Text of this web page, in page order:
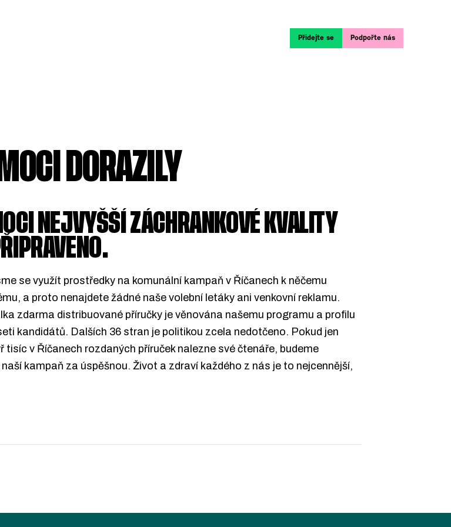
Přidejte se Podpořte nás
DORAZILY
NEJVYŠŠÍ ZÁCHRANKOVÉ KVALITY
se využít prostředky na komunální kampaň v Říčanech k něčemu
a proto nenajdete žádné naše volební letáky ani venkovní reklamu.
zdarma distribuované příručky je věnována našemu programu a profilu
kandidátů. Dalších 36 stran je politikou zcela nedotčeno. Pokud jen
tisíc v Říčanech rozdaných příruček nalezne své čtenáře, budeme
kampaň za úspěšnou. Život a zdraví každého z nás je to nejcennější,